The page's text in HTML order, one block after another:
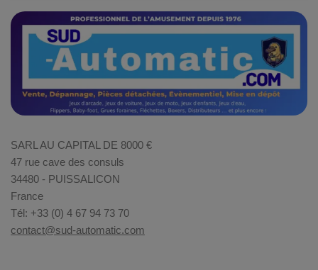
SARL AU CAPITAL DE 8000 €
47 rue cave des consuls
34480 - PUISSALICON
France
Tél: +33 (0) 4 67 94 73 70
contact@sud-automatic.com